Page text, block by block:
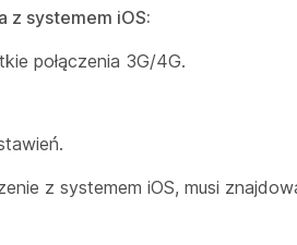
z systemem iOS:
połączenia 3G/4G.
z systemem iOS, musi